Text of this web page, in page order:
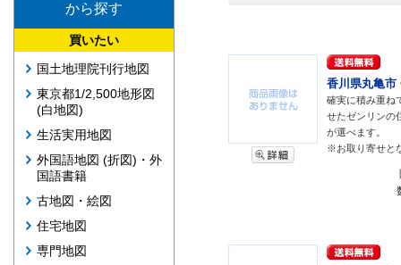
から探す
買いたい
国土地理院刊行地図
東京都1/2,500地形図
(白地図)
生活実用地図
外国語地図 (折図)・外
国語書籍
古地図・絵図
住宅地図
専門地図
香川県丸亀市
確実に積み重ね
せたゼンリンの
が選べます。
※お取り寄せと